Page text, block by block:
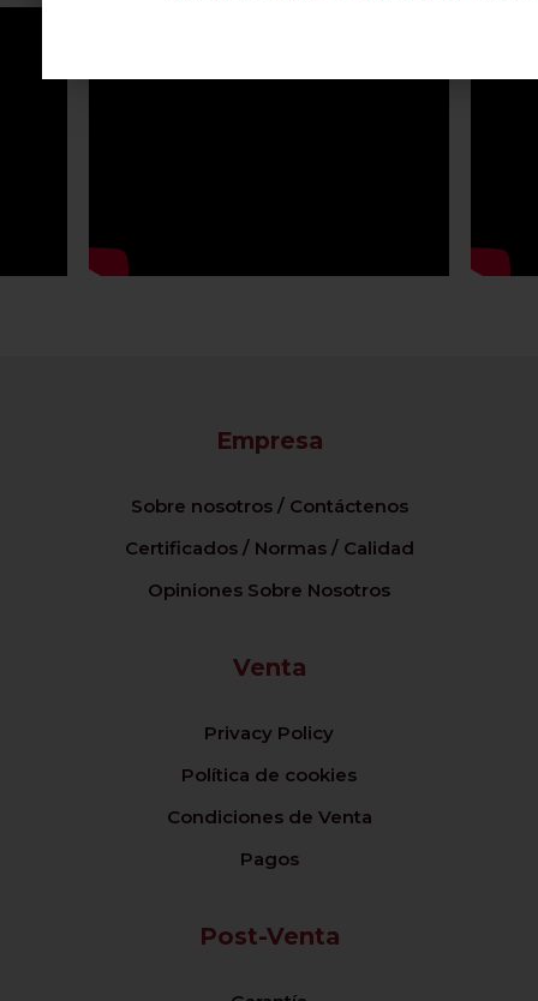
Empresa
Sobre nosotros / Contáctenos
Certificados / Normas / Calidad
Opiniones Sobre Nosotros
Venta
Privacy Policy
Política de cookies
Condiciones de Venta
Pagos
Post-Venta